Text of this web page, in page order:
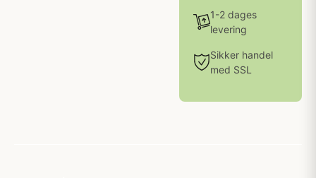
1-2 dages
levering
Sikker handel
med SSL